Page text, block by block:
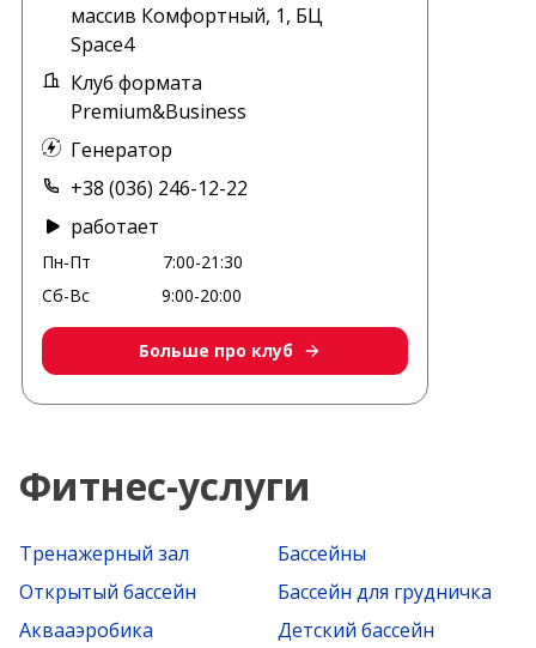
массив Комфортный, 1, БЦ
Space4
Клуб формата
Premium&Business
Генератор
+38 (036) 246-12-22
работает
Пн-Пт
7:00-21:30
Сб-Вс
9:00-20:00
Больше про клуб
Фитнес-услуги
Тренажерный зал
Бассейны
Открытый бассейн
Бассейн для грудничка
Аквааэробика
Детский бассейн